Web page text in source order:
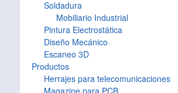
Soldadura
Mobiliario Industrial
Pintura Electrostática
Diseño Mecánico
Escaneo 3D
Productos
Herrajes para telecomunicaciones
Magazine para PCB